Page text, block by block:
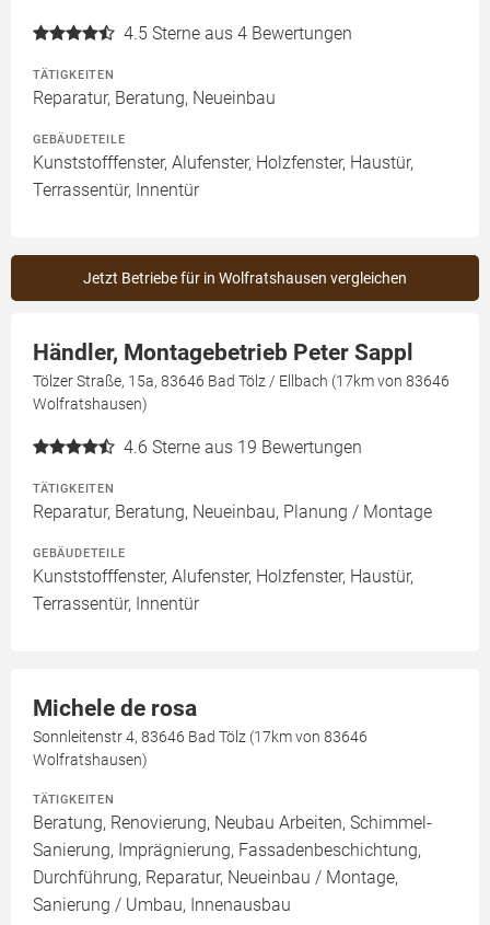
4.5 Sterne aus 4 Bewertungen
TÄTIGKEITEN
Reparatur, Beratung, Neueinbau
GEBÄUDETEILE
Kunststofffenster, Alufenster, Holzfenster, Haustür,
Terrassentür, Innentür
Jetzt Betriebe für in Wolfratshausen vergleichen
Händler, Montagebetrieb Peter Sappl
Tölzer Straße, 15a, 83646 Bad Tölz / Ellbach (17km von 83646
Wolfratshausen)
4.6 Sterne aus 19 Bewertungen
TÄTIGKEITEN
Reparatur, Beratung, Neueinbau, Planung / Montage
GEBÄUDETEILE
Kunststofffenster, Alufenster, Holzfenster, Haustür,
Terrassentür, Innentür
Michele de rosa
Sonnleitenstr 4, 83646 Bad Tölz (17km von 83646
Wolfratshausen)
TÄTIGKEITEN
Beratung, Renovierung, Neubau Arbeiten, Schimmel-
Sanierung, Imprägnierung, Fassadenbeschichtung,
Durchführung, Reparatur, Neueinbau / Montage,
Sanierung / Umbau, Innenausbau